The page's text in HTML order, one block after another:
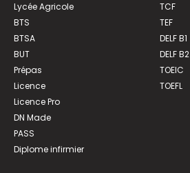
Lycée Agricole
BTS
BTSA
BUT
Prépas
Licence
Licence Pro
DN Made
PASS
Diplome infirmier
TCF
TEF
DELF B1
DELF B2
TOEIC
TOEFL